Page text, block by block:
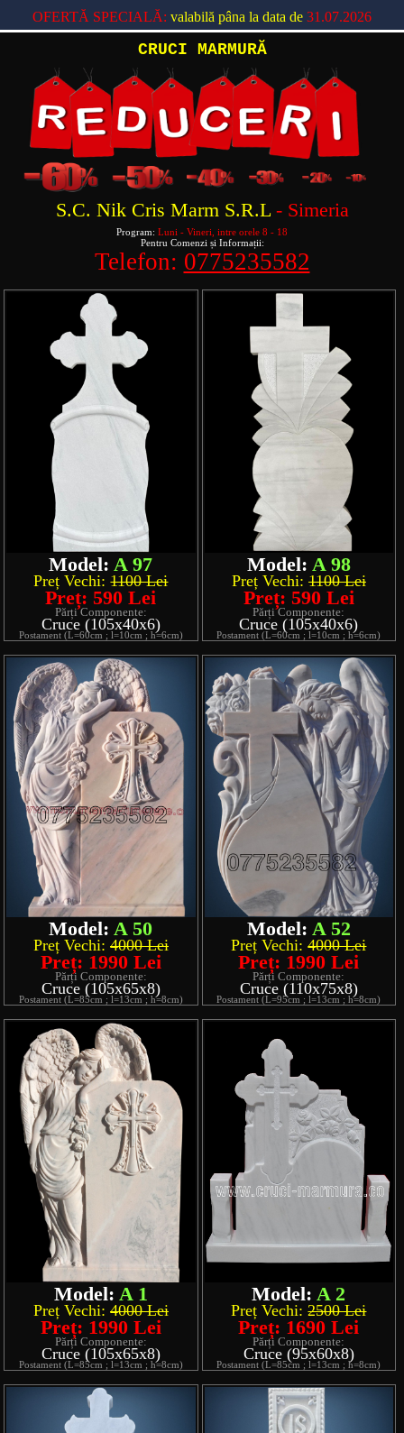
CRUCI MARMURĂ
S.C. Nik Cris Marm S.R.L - Simeria
Program: Luni - Vineri, intre orele 8 - 18
Pentru Comenzi și Informații:
Telefon: 0775235582
Model: A 97
Preț Vechi:1100 Lei
Preț: 590 Lei
Părți Componente:
Cruce (105x40x6)
Postament (L=60cm ; l=10cm ; h=6cm)
Model: A 98
Preț Vechi: 1100 Lei
Preț: 590 Lei
Părți Componente:
Cruce (105x40x6)
Postament (L=60cm ; l=10cm ; h=6cm)
Model: A 50
Preț Vechi: 4000 Lei
Preț: 1990 Lei
Părți Componente:
Cruce (105x65x8)
Postament (L=85cm ; l=13cm ; h=8cm)
Model: A 52
Preț Vechi:4000 Lei
Preț: 1990 Lei
Părți Componente:
Cruce (110x75x8)
Postament (L=95cm ; l=13cm ; h=8cm)
Model: A 1
Preț Vechi: 4000 Lei
Preț: 1990 Lei
Părți Componente:
Cruce (105x65x8)
Postament (L=85cm ; l=13cm ; h=8cm)
Model: A 2
Preț Vechi:2500 Lei
Preț: 1690 Lei
Părți Componente:
Cruce (95x60x8)
Postament (L=85cm ; l=13cm ; h=8cm)
OFERTĂ SPECIALĂ: valabilă pâna la data de 31.07.2026